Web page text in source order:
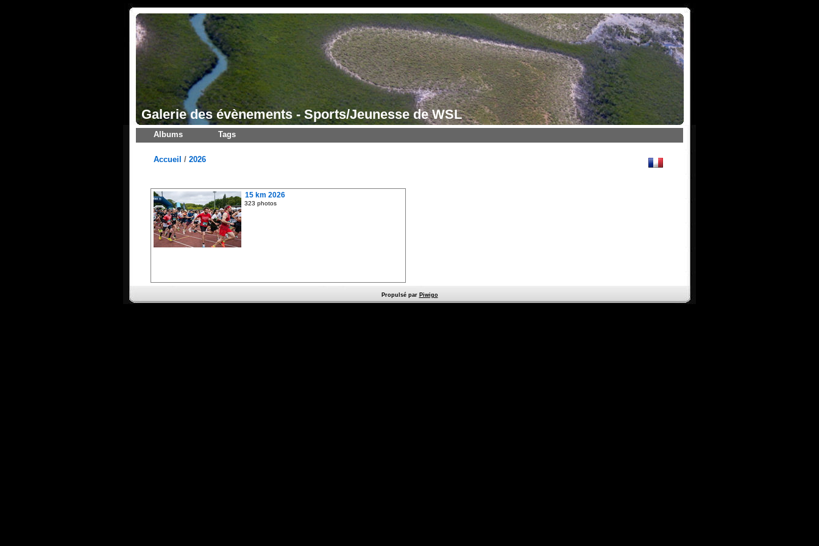
Galerie des évènements - Sports/Jeunesse de WSL
Albums Tags
Accueil / 2026
15 km 2026
323 photos
Propulsé par Piwigo